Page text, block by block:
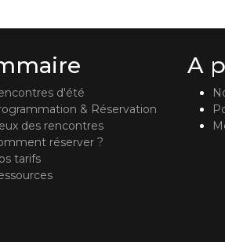
d'été
& Réservation
des rencontres
réserver ?
tarifs
A